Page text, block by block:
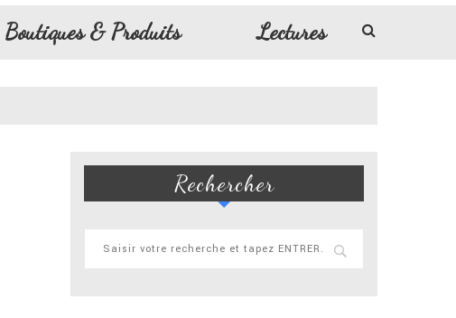
Boutiques & Produits Lectures
Rechercher